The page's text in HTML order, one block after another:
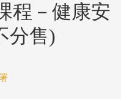
程－健康安
分售)